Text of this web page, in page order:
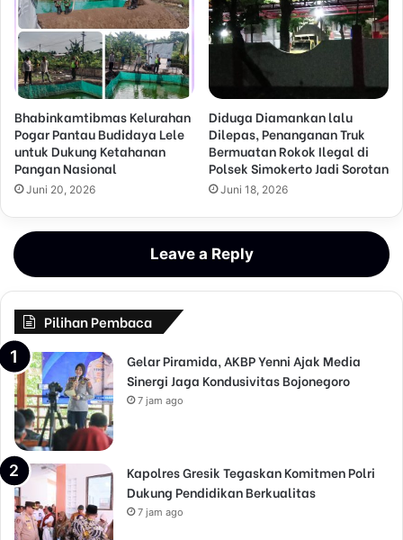
Bhabinkamtibmas Kelurahan
Pogar Pantau Budidaya Lele
untuk Dukung Ketahanan
Pangan Nasional
Juni 20, 2026
Diduga Diamankan lalu
Dilepas, Penanganan Truk
Bermuatan Rokok Ilegal di
Polsek Simokerto Jadi Sorotan
Juni 18, 2026
Leave a Reply
Pilihan Pembaca
Gelar Piramida, AKBP Yenni Ajak Media
Sinergi Jaga Kondusivitas Bojonegoro
7 jam ago
Kapolres Gresik Tegaskan Komitmen Polri
Dukung Pendidikan Berkualitas
7 jam ago